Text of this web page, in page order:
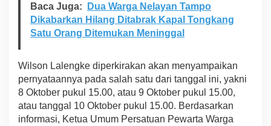
u
S
h
a
M
a
r
Baca Juga:
Dua Warga Nelayan Tampo
Dikabarkan Hilang Ditabrak Kapal Tongkang
Satu Orang Ditemukan Meninggal
Wilson Lalengke diperkirakan akan menyampaikan
pernyataannya pada salah satu dari tanggal ini, yakni
8 Oktober pukul 15.00, atau 9 Oktober pukul 15.00,
atau tanggal 10 Oktober pukul 15.00. Berdasarkan
informasi, Ketua Umum Persatuan Pewarta Warga